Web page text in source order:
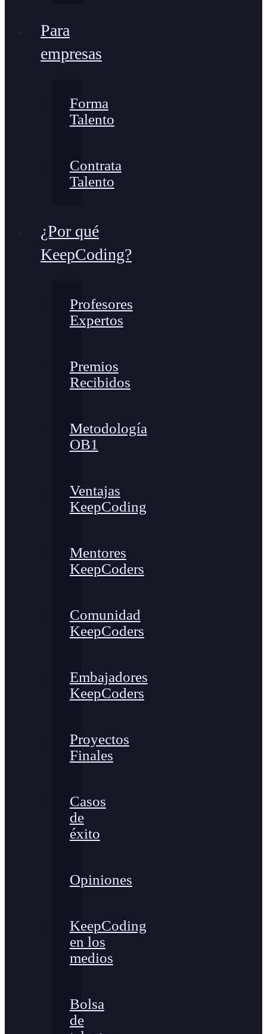
Para
empresas
Forma
Talento
Contrata
Talento
¿Por qué
KeepCoding?
Profesores
Expertos
Premios
Recibidos
Metodología
OB1
Ventajas
KeepCoding
Mentores
KeepCoders
Comunidad
KeepCoders
Embajadores
KeepCoders
Proyectos
Finales
Casos
de
éxito
Opiniones
KeepCoding
en los
medios
Bolsa
de